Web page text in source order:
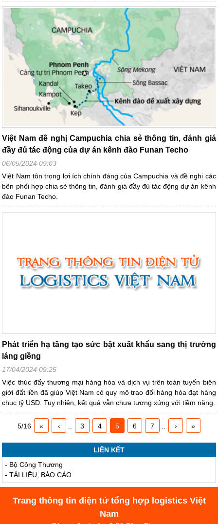
Việt Nam đề nghị Campuchia chia sẻ thông tin, đánh giá
đầy đủ tác động của dự án kênh đào Funan Techo
06/05/2024 09:03
Việt Nam tôn trọng lợi ích chính đáng của Campuchia và đề nghị các
bên phối hợp chia sẻ thông tin, đánh giá đầy đủ tác động dự án kênh
đào Funan Techo.
Phát triển hạ tầng tạo sức bật xuất khẩu sang thị trường
láng giềng
17/04/2024 09:25
Việc thúc đẩy thương mại hàng hóa và dịch vụ trên toàn tuyến biên
giới đất liền đã giúp Việt Nam có quy mô trao đổi hàng hóa đạt hàng
chục tỷ USD. Tuy nhiên, kết quả vẫn chưa tương xứng với tiềm năng.
5/16 « ‹ 3 4 5 6 7 › »
LIÊN KẾT
- Bộ Công Thương
-TÀI LIỆU, BÁO CÁO
Trang thông tin điện tử tổng hợp logistics Việt
Nam